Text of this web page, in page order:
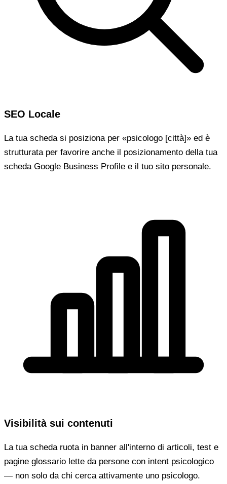
SEO Locale
La tua scheda si posiziona per «psicologo [città]» ed è
strutturata per favorire anche il posizionamento della tua
scheda Google Business Profile e il tuo sito personale.
Visibilità sui contenuti
La tua scheda ruota in banner all'interno di articoli, test e
pagine glossario lette da persone con intent psicologico
— non solo da chi cerca attivamente uno psicologo.